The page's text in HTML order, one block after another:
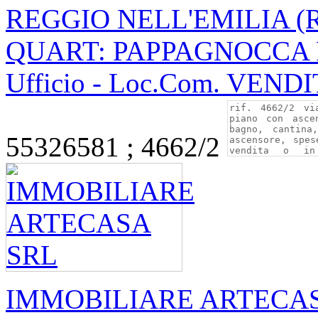
REGGIO NELL'EMILIA
QUART: PAPPAGNOCCA
Ufficio - Loc.Com.
55326581 ; 4662/2
IMMOBILIARE